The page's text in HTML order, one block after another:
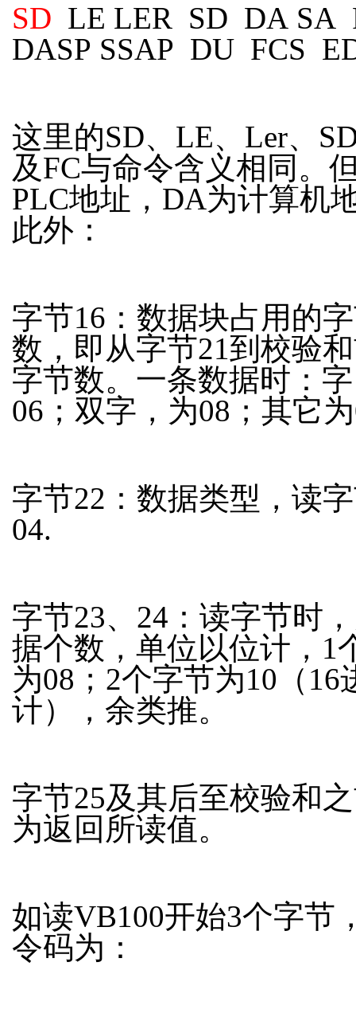
SD LE LER SD DA SA
DASP SSAP DU FCS
这里的SD、LE、Ler、
及FC与命令含义相同。
PLC地址，DA为计算机
此外：
字节16：数据块占用的
数，即从字节21到校验
字节数。一条数据时：
06；双字，为08；其它
字节22：数据类型，读
04.
字节23、24：读字节时
据个数，单位以位计，1
为08；2个字节为10（16
计），余类推。
字节25及其后至校验和
为返回所读值。
如读VB100开始3个字节
令码为：